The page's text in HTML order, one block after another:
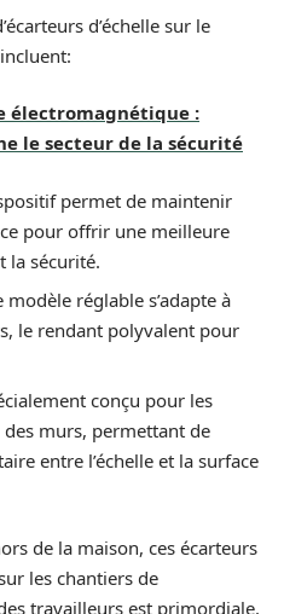
d’échelle sur le
électromagnétique :
le secteur de la sécurité
permet de maintenir
pour offrir une meilleure
la sécurité.
modèle réglable s’adapte à
le rendant polyvalent pour
conçu pour les
murs, permettant de
entre l’échelle et la surface
de la maison, ces écarteurs
les chantiers de
travailleurs est primordiale.